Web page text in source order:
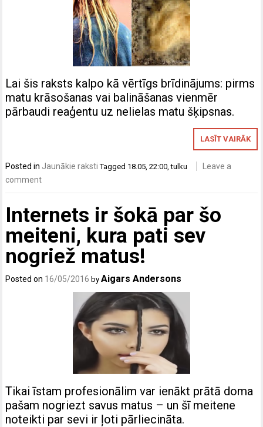
Lai šis raksts kalpo kā vērtīgs brīdinājums: pirms
matu krāsošanas vai balināšanas vienmēr
pārbaudi reaģentu uz nelielas matu šķipsnas.
LASĪT VAIRĀK
Posted in Jaunākie raksti Tagged 18.05,22:00,tulku
Leave a
comment
Internets ir šokā par šo
meiteni, kura pati sev
nogriež matus!
Posted on 16/05/2016 byAigars Andersons
Tikai īstam profesionālim var ienākt prātā doma
pašam nogriezt savus matus – un šī meitene
noteikti par sevi ir ļoti pārliecināta.